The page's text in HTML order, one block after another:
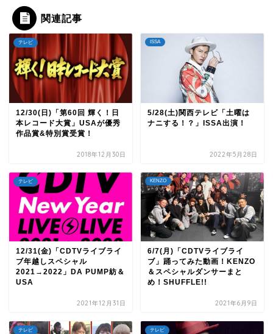
関連記事
テレビ
12/30(日)「第60回 輝く！日
本レコード大賞」USAが優秀
作品賞&特別賞受賞！
2018年12月30日
ISSA
5/28(土)関西テレビ「土曜は
ナニする！？」ISSA出演！
2022年5月28日
テレビ
12/31(金)「CDTVライブライ
ブ年越しスペシャル
2021→2022」DA PUMP紡＆
USA
2021年12月31日
KENZO
6/7(月)「CDTVライブライ
ブ」踊ってみた動画！KENZO
＆スペシャルダンサーまと
め！SHUFFLE!!
2021年6月9日
テレビ テレビ
TOP
テレビ
メゾン・ド・ミュージック